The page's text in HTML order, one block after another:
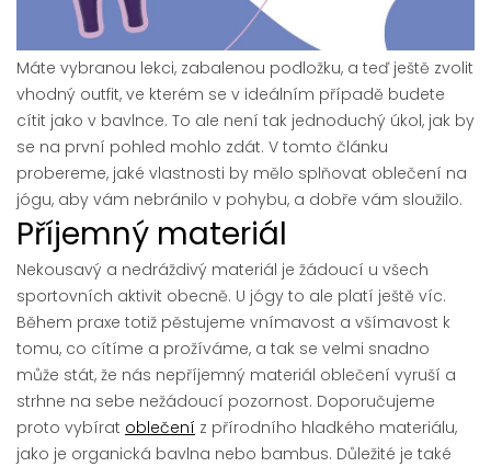
Máte vybranou lekci, zabalenou podložku, a teď ještě zvolit
vhodný outfit, ve kterém se v ideálním případě budete
cítit jako v bavlnce. To ale není tak jednoduchý úkol, jak by
se na první pohled mohlo zdát. V tomto článku
probereme, jaké vlastnosti by mělo splňovat oblečení na
jógu, aby vám nebránilo v pohybu, a dobře vám sloužilo.
Příjemný materiál
Nekousavý a nedráždivý materiál je žádoucí u všech
sportovních aktivit obecně. U jógy to ale platí ještě víc.
Během praxe totiž pěstujeme vnímavost a všímavost k
tomu, co cítíme a prožíváme, a tak se velmi snadno
může stát, že nás nepříjemný materiál oblečení vyruší a
strhne na sebe nežádoucí pozornost. Doporučujeme
proto vybírat oblečení z přírodního hladkého materiálu,
jako je organická bavlna nebo bambus. Důležité je také